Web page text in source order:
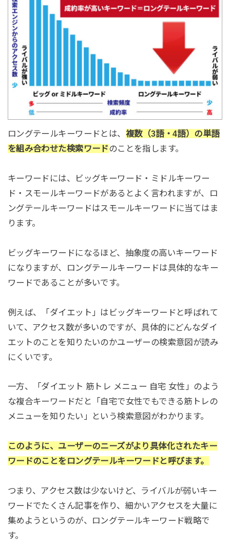
ロングテールキーワードとは、 複数（3語・4語）の単語
を組み合わせた検索ワードのことを指します。
キーワードには、ビッグキーワード・ミドルキーワー
ド・スモールキーワードがあるとよく言われますが、ロ
ングテールキーワードはスモールキーワードに当てはま
ります。
ビッグキーワードになるほど、抽象度の高いキーワード
になりますが、ロングテールキーワードは具体的なキー
ワードであることが多いです。
例えば、「ダイエット」はビッグキーワードと呼ばれて
いて、アクセス数が多いのですが、具体的にどんなダイ
エットのことを知りたいのかユーザーの検索意図が読み
にくいです。
一方、「ダイエット 筋トレ メニュー 自宅 女性」のよう
な複合キーワードだと「自宅で女性でもできる筋トレの
メニューを知りたい」という検索意図がわかります。
このように、ユーザーのニーズがより具体化されたキー
ワードのことをロングテールキーワードと呼びます。
つまり、アクセス数は少ないけど、ライバルが弱いキー
ワードでたくさん記事を作り、細かいアクセスを大量に
集めようというのが、ロングテールキーワード戦略で
す。